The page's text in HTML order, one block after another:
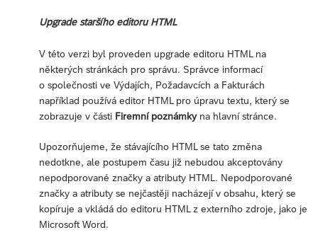
Upgrade staršího editoru HTML
V této verzi byl proveden upgrade editoru HTML na
některých stránkách pro správu. Správce informací
o společnosti ve Výdajích, Požadavcích a Fakturách
například používá editor HTML pro úpravu textu, který se
zobrazuje v části Firemní poznámkyna hlavní stránce.
Upozorňujeme, že stávajícího HTML se tato změna
nedotkne, ale postupem času již nebudou akceptovány
nepodporované značky a atributy HTML. Nepodporované
značky a atributy se nejčastěji nacházejí v obsahu, který se
kopíruje a vkládá do editoru HTML z externího zdroje, jako je
Microsoft Word.